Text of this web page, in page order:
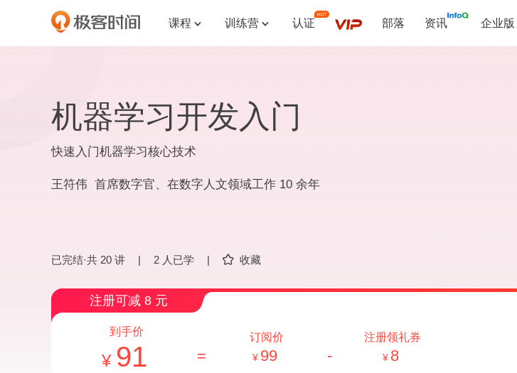
课程  训练营  认证 部落 资讯 企业版
机器学习开发入门
快速入门机器学习核心技术
王符伟 首席数字官、在数字人文领域工作 10 余年
已完结·共 20 讲 | 2 人已学 | 收藏
注册可减 8 元
到手价
91 =
订阅价
99 -
注册领礼券
8